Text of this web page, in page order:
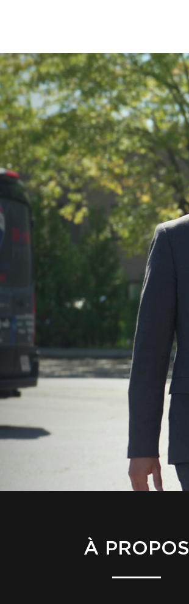
À PROPOS